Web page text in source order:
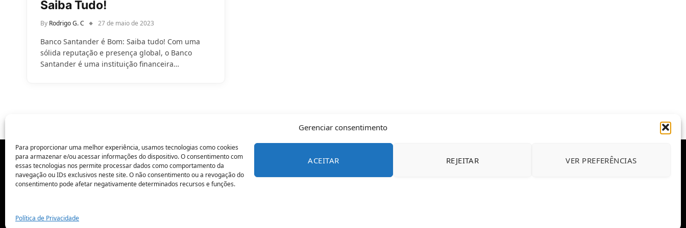
Gerenciar consentimento
Para proporcionar uma melhor experiência, usamos tecnologias como cookies
para armazenar e/ou acessar informações do dispositivo. O consentimento com
essas tecnologias nos permite processar dados como comportamento da
navegação ou IDs exclusivos neste site. O não consentimento ou a revogação do
consentimento pode afetar negativamente determinados recursos e funções.
ACEITAR REJEITAR VER PREFERÊNCIAS
Política de Privacidade
Saiba Tudo!
By Rodrigo G. C 27 de maio de 2023
Banco Santander é Bom: Saiba tudo! Com uma
sólida reputação e presença global, o Banco
Santander é uma instituição financeira…
POLÍTICA DE PRIVACIDADE CONTATO SOBRE NÓS